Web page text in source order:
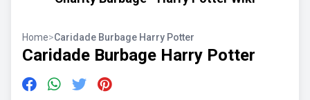
Home>Caridade Burbage Harry Potter
Caridade Burbage Harry Potter